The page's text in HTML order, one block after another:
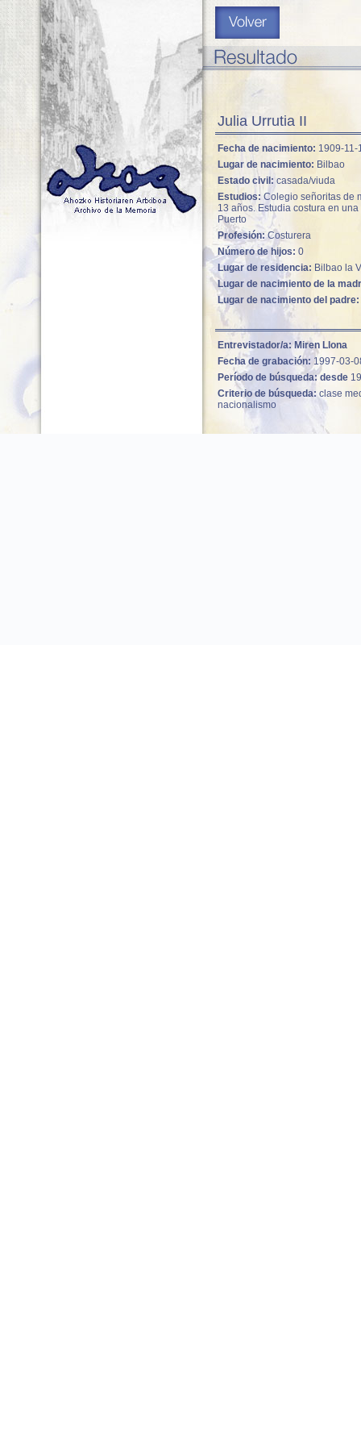
Julia Urrutia II
Fecha de nacimiento: 1909-11-
Lugar de nacimiento: Bilbao
Estado civil: casada/viuda
Estudios: Colegio señoritas de
13 años. Estudia costura en
Puerto
Profesión:Costurera
Número de hijos: 0
Lugar de residencia: Bilbao la
Lugar de nacimiento de la
Lugar de nacimiento del padre:
Entrevistador/a: Miren Llona
Fecha de grabación: 1997-03-
Período de búsqueda: desde
Criterio de búsqueda: clase
nacionalismo